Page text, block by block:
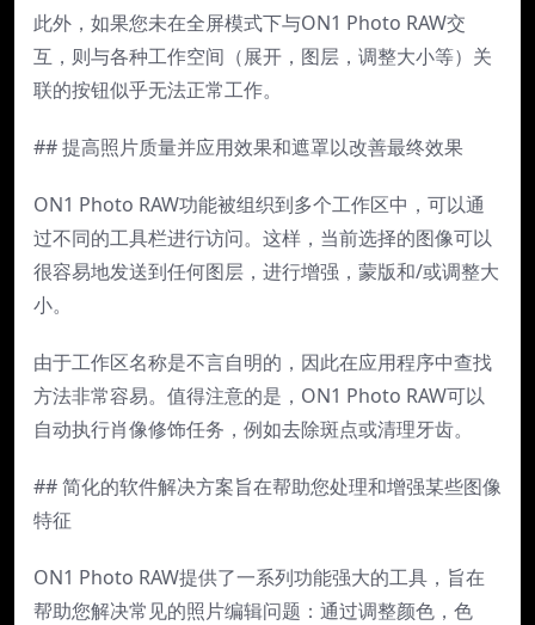
此外，如果您未在全屏模式下与ON1 Photo RAW交
互，则与各种工作空间（展开，图层，调整大小等）关
联的按钮似乎无法正常工作。
## 提高照片质量并应用效果和遮罩以改善最终效果
ON1 Photo RAW功能被组织到多个工作区中，可以通
过不同的工具栏进行访问。这样，当前选择的图像可以
很容易地发送到任何图层，进行增强，蒙版和/或调整大
小。
由于工作区名称是不言自明的，因此在应用程序中查找
方法非常容易。值得注意的是，ON1 Photo RAW可以
自动执行肖像修饰任务，例如去除斑点或清理牙齿。
## 简化的软件解决方案旨在帮助您处理和增强某些图像
特征
ON1 Photo RAW提供了一系列功能强大的工具，旨在
帮助您解决常见的照片编辑问题：通过调整颜色，色